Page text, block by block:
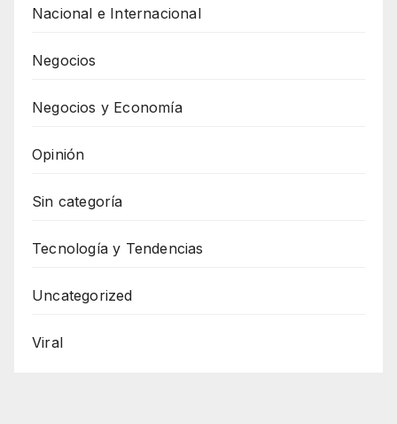
Nacional e Internacional
Negocios
Negocios y Economía
Opinión
Sin categoría
Tecnología y Tendencias
Uncategorized
Viral